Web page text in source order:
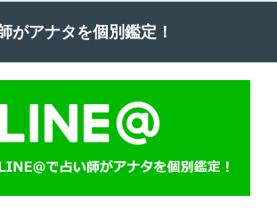
がアナタを個別鑑定！